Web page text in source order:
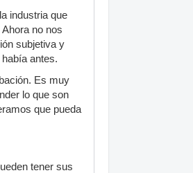
industria que
no nos
subjetiva y
antes.
Es muy
lo que son
que pueda
tener sus